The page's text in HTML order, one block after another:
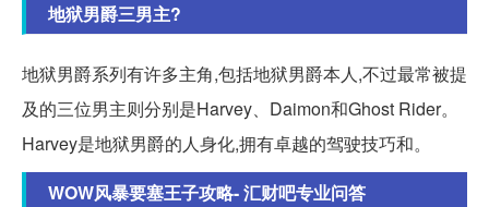
地狱男爵三男主?
地狱男爵系列有许多主角,包括地狱男爵本人,不过最常被提
及的三位男主则分别是Harvey、Daimon和Ghost Rider。
Harvey是地狱男爵的人身化,拥有卓越的驾驶技巧和。
WOW风暴要塞王子攻略- 汇财吧专业问答